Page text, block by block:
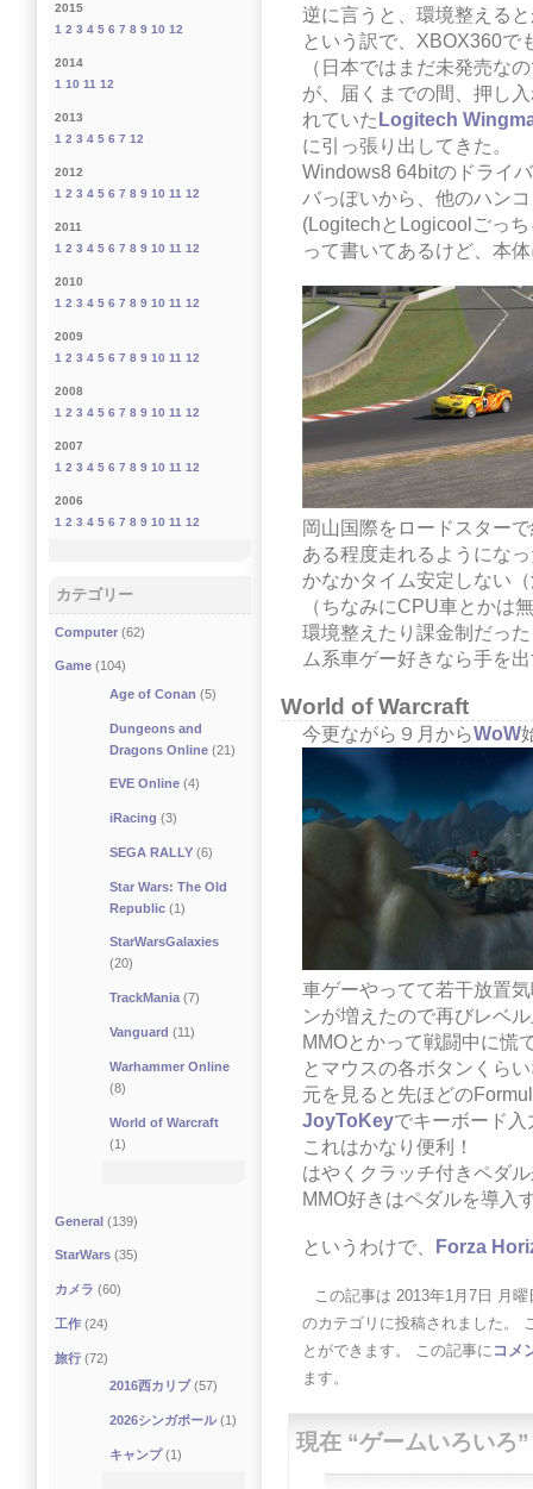
逆に言うと、環境整える
という訳で、XBOX360で
（日本ではまだ未発売な
が、届くまでの間、押し
れていた Logitech
に引っ張り出してきた。
Windows8 64bitのドライ
バっぽいから、他のハン
(LogitechとLogicoolごっ
って書いてあるけど、本
岡山国際をロードスター
ある程度走れるようにな
かなかタイム安定しない
（ちなみにCPU車とかは
環境整えたり課金制だっ
ム系車ゲー好きなら手を
World of Warcraft
今更ながら９月からWoW
車ゲーやってて若干放置
ンが増えたので再びレベ
MMOとかって戦闘中に慌
とマウスの各ボタンくら
元を見ると先ほどの
JoyToKeyでキーボード
これはかなり便利！
はやくクラッチ付きペダ
MMO好きはペダルを導入
というわけで、 Forza
この記事は 2013年1月7日 月
のカテゴリに投稿されました。
とができます。 この記事に コメ
ます。
現在 “ゲームいろいろ
2015
1 2 3 4 5 6 7 8 9 10 12
2014
1 10 11 12
2013
1 2 3 4 5 6 7 12
2012
1 2 3 4 5 6 7 8 9 10 11 12
2011
1 2 3 4 5 6 7 8 9 10 11 12
2010
1 2 3 4 5 6 7 8 9 10 11 12
2009
1 2 3 4 5 6 7 8 9 10 11 12
2008
1 2 3 4 5 6 7 8 9 10 11 12
2007
1 2 3 4 5 6 7 8 9 10 11 12
2006
1 2 3 4 5 6 7 8 9 10 11 12
カテゴリー
Computer (62)
Game (104)
Age of Conan (5)
Dungeons and
Dragons Online(21)
EVE Online(4)
iRacing (3)
SEGA RALLY(6)
Star Wars: The Old
Republic(1)
StarWarsGalaxies
(20)
TrackMania(7)
Vanguard (11)
Warhammer Online
(8)
World of Warcraft
(1)
General (139)
StarWars (35)
カメラ (60)
工作 (24)
旅行 (72)
2016西カリブ(57)
2026シンガポール(1)
キャンプ(1)